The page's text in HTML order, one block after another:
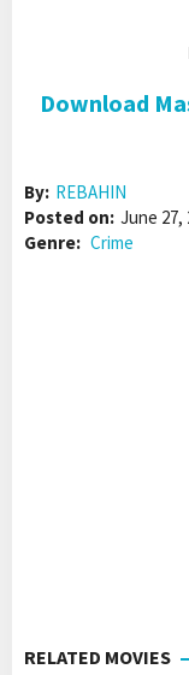
Download
By: REBAHIN
Posted on: June 27,
Genre: Crime
RELATED MOVIES